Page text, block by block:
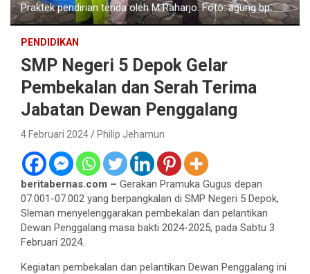
Praktek pendirian tenda oleh M Raharjo. Foto: agung bp
PENDIDIKAN
SMP Negeri 5 Depok Gelar
Pembekalan dan Serah Terima
Jabatan Dewan Penggalang
4 Februari 2024 Philip Jehamun
beritabernas.com – Gerakan Pramuka Gugus depan
07.001-07.002 yang berpangkalan di SMP Negeri 5 Depok,
Sleman menyelenggarakan pembekalan dan pelantikan
Dewan Penggalang masa bakti 2024-2025, pada Sabtu 3
Februari 2024.
Kegiatan pembekalan dan pelantikan Dewan Penggalang ini